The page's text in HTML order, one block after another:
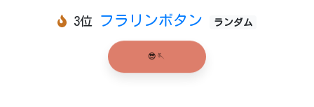
3位 フラリンボタン ランダム
😎🪡